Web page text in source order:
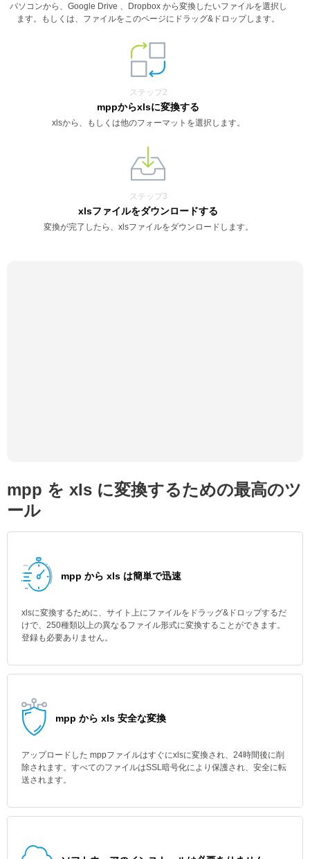
パソコンから、Google Drive 、Dropbox から変換したいファイルを選択し
ます。もしくは、ファイルをこのページにドラッグ&ドロップします。
ステップ2
mppからxlsに変換する
xlsから、もしくは他のフォーマットを選択します。
ステップ3
xlsファイルをダウンロードする
変換が完了したら、xlsファイルをダウンロードします。
mpp を xls に変換するための最高のツ
ール
mpp から xls は簡単で迅速
xlsに変換するために、サイト上にファイルをドラッグ&ドロップするだ
けで、250種類以上の異なるファイル形式に変換することができます。
登録も必要ありません。
mpp から xls 安全な変換
アップロードした mppファイルはすぐにxlsに変換され、24時間後に削
除されます。すべてのファイルはSSL暗号化により保護され、安全に転
送されます。